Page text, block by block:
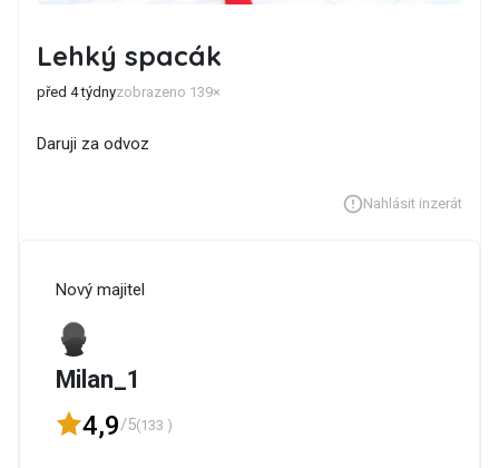
Lehký spacák
před 4 týdnyzobrazeno 139×
Daruji za odvoz
Nahlásit inzerát
Nový majitel
Milan_1
4,9/5(133 )